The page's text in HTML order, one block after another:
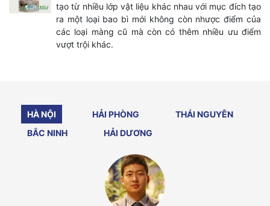
tạo từ nhiều lớp vật liệu khác nhau với mục đích tạo
ra một loại bao bì mới không còn nhược điểm của
các loại màng cũ mà còn có thêm nhiều ưu điểm
vượt trội khác.
HÀ NỘI HẢI PHÒNG
THÁI NGUYÊN
BẮC NINH
HẢI DƯƠNG